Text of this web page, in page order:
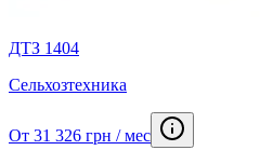
ДТЗ 1404
Сельхозтехника
От 31 326 грн / мес